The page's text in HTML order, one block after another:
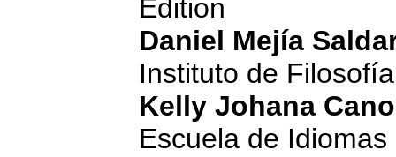
Edition
Daniel Mejía
Instituto de
Kelly Johana
Escuela de